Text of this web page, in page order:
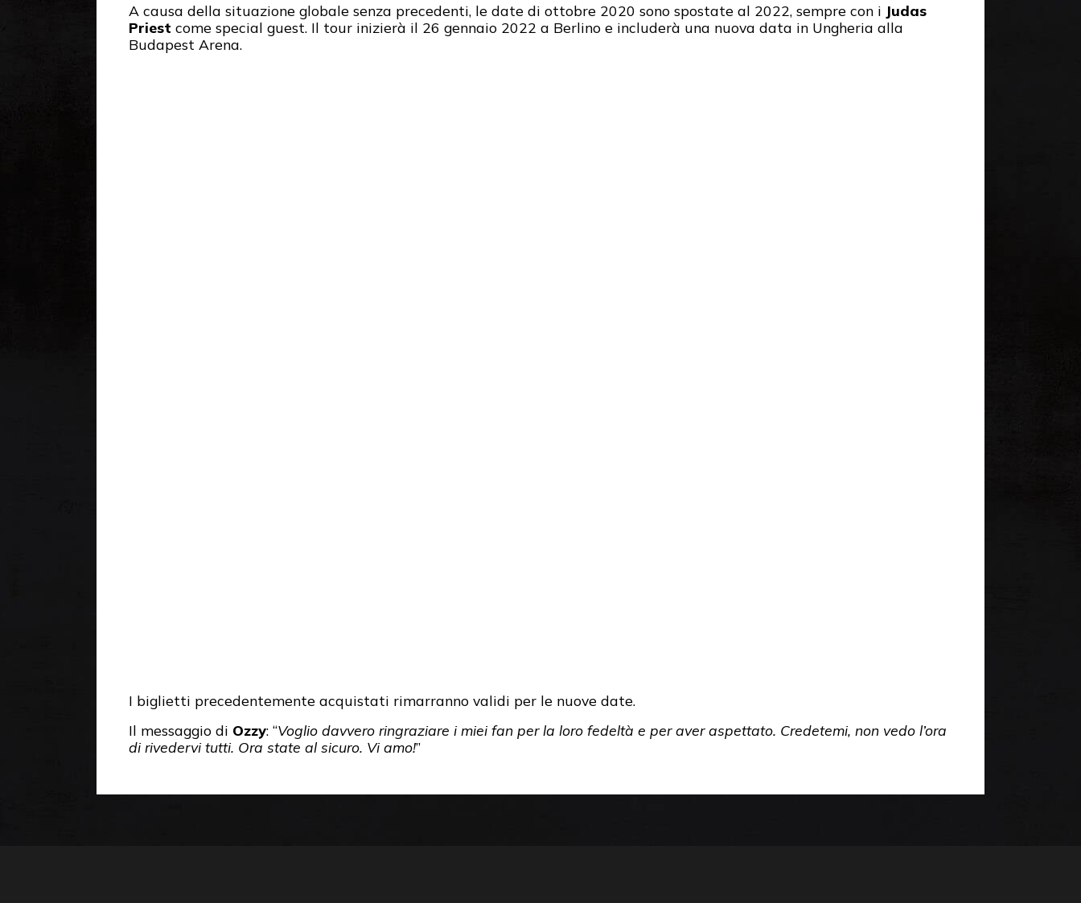
A causa della situazione globale senza precedenti, le date di ottobre 2020 sono spostate al 2022, sempre con i Judas
Priest come special guest. Il tour inizierà il 26 gennaio 2022 a Berlino e includerà una nuova data in Ungheria alla
Budapest Arena.
I biglietti precedentemente acquistati rimarranno validi per le nuove date.
Il messaggio di Ozzy: “Voglio davvero ringraziare i miei fan per la loro fedeltà e per aver aspettato. Credetemi, non vedo l’ora
di rivedervi tutti. Ora state al sicuro. Vi amo!”